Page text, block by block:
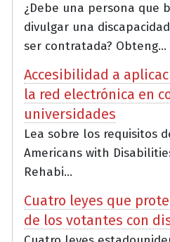
¿Debe una persona que
divulgar una
ser contratada? Obteng...
Accesibilidad a
la red electrónica en
universidades
Lea sobre los requisitos
Americans with
Rehabi...
Cuatro leyes que
de los votantes con